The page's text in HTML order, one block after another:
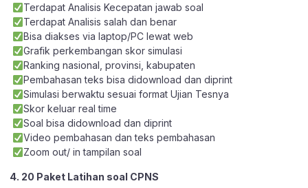
Terdapat Analisis Kecepatan jawab soal
Terdapat Analisis salah dan benar
Bisa diakses via laptop/PC lewat web
Grafik perkembangan skor simulasi
Ranking nasional, provinsi, kabupaten
Pembahasan teks bisa didownload dan diprint
Simulasi berwaktu sesuai format Ujian Tesnya
Skor keluar real time
Soal bisa didownload dan diprint
Video pembahasan dan teks pembahasan
Zoom out/ in tampilan soal
4. 20 Paket Latihan soal CPNS